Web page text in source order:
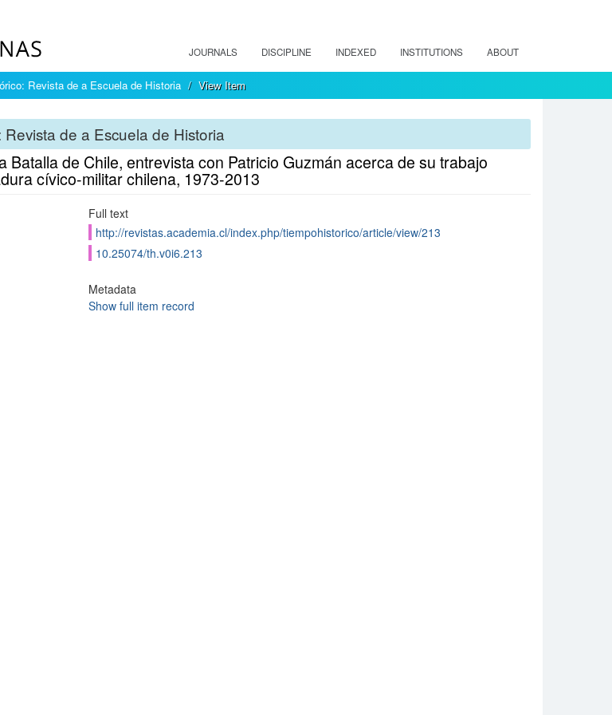
JOURNALS DISCIPLINE INDEXED INSTITUTIONS ABOUT
Revista de a Escuela de Historia View Item
de a Escuela de Historia
Batalla de Chile, entrevista con Patricio Guzmán acerca de su trabajo
cívico-militar chilena, 1973-2013
Full text
http://revistas.academia.cl/index.php/tiempohistorico/article/view/213
10.25074/th.v0i6.213
Metadata
Show full item record